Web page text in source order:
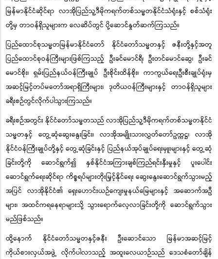
မြန်မာနိုင်ငံဆိုင်ရာ လာအိုပြည်သူ့ဒီမိုကရက်တစ်သမ္မတနိုင်ငံသံရုံးနှင့် စစ်သံရုံး
တို့မှ တာဝန်ရှိသူများက လေဆိပ်တွင် ပို့ဆောင်နှုတ်ဆက်ကြသည်။
ပြည်ထောင်စုသမ္မတမြန်မာနိုင်ငံတော် နိုင်ငံတော်သမ္မတနှင့် ဇနီးတို့နှင့်အတူ
ပြည်ထောင်စုဝန်ကြီးများဖြစ်ကြသည့် ဦးခင်မောင်ရီ၊ ဦးတင်မောင်ဆွေ၊ ဦးခင်
မောင်စိုး၊ ရှမ်းပြည်နယ်ဝန်ကြီးချုပ် ဦးစိုင်းထိန်စိုး၊ ကာကွယ်ရေးဦးစီးချုပ်ရုံးမှ
အဆင့်မြင့်တပ်မတော်အရာရှိကြီးများ၊ ဒုတိယဝန်ကြီးများနှင့် တာဝန်ရှိသူများ
ခရီးစဉ်တွင်လိုက်ပါသွားကြသည်။
ခရီးစဉ်အတွင်း နိုင်ငံတော်သမ္မတသည် လာအိုပြည်သူ့ဒီမိုကရက်တစ်သမ္မတနိုင်ငံ
သမ္မတနှင့် တွေ့ဆုံဆွေးနွေးခြင်း၊ လာအိုအမျိုးသားလွှတ်တော်ဥက္ကဋ္ဌ၊ လာအို
နိုင်ငံဝန်ကြီးချုပ်တို့နှင့် တွေ့ဆုံခြင်းနှင့် ပြည်နယ်အုပ်ချုပ်ရေးမှူးများနှင့် တွေ့ဆုံ
ခြင်းတို့ကို ဆောင်ရွက်၍ နှစ်နိုင်ငံအကြားချစ်ကြည်ရင်းနှီးမှုနှင့် ပူးပေါင်း
ဆောင်ရွက်ရေးဆိုင်ရာ ကိစ္စရပ်များတိုးမြှင့်နိုင်ရေး ဆွေးနွေးဆောင်ရွက်သွားမည့်
အပြင် လာအိုနိုင်ငံ၏ ရှေးဟောင်းယဉ်ကျေးမှုနယ်မြေများနှင့် အဆောက်အဦ
များ၊ အထင်ကရနေရာများသို့ သွားရောက်လေ့လာခြင်းတို့ကို ဆောင်ရွက်သွား
မည်ဖြစ်သည်။
ထို့နောက် နိုင်ငံတော်သမ္မတနှင့်ဇနီး
ဦးဆောင်သော မြန်မာအဆင့်မြင့်
ကိုယ်စားလှယ်အဖွ လိုက်ပါလာသည့် အထူးလေယာဉ်သည် ဒေသစံတော်ချိန်